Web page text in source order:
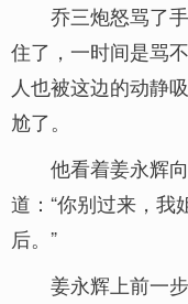
乔三炮怒骂了
住了，一时间是骂
人也被这边的动静
尬了。
他看着姜永辉
道：“你别过来，我
后。”
姜永辉上前一